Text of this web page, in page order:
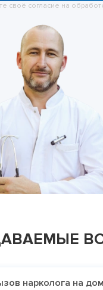
своё согласие на
нарколога на